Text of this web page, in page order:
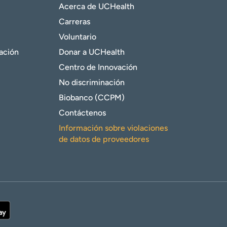
Acerca de UCHealth
Carreras
Voluntario
Donar a UCHealth
Centro de Innovación
No discriminación
Biobanco (CCPM)
Contáctenos
Información sobre violaciones
de datos de proveedores